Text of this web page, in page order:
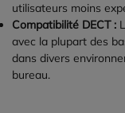
utilisateurs moins
Compatibilité DECT :
avec la plupart des
dans divers
bureau.